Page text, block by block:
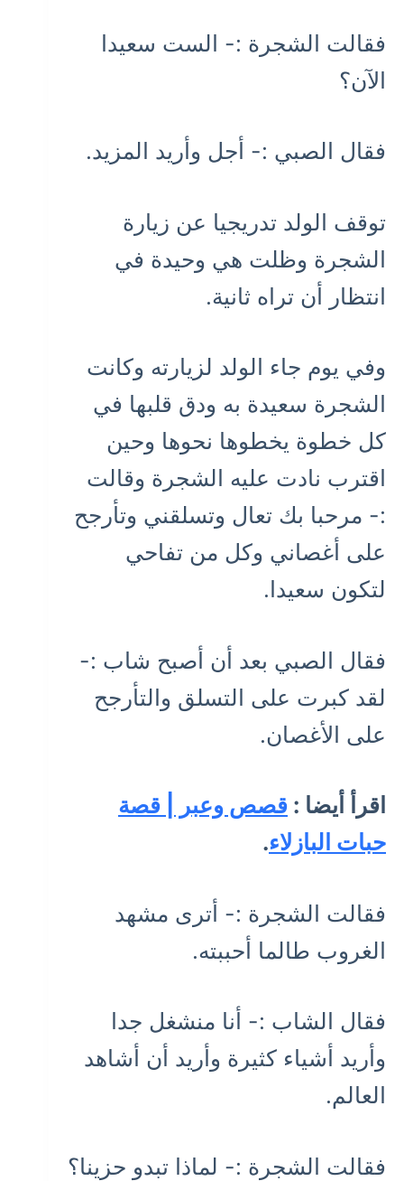
فقالت الشجرة :- الست سعيدا
الآن؟
فقال الصبي :- أجل وأريد المزيد.
توقف الولد تدريجيا عن زيارة
الشجرة وظلت هي وحيدة في
انتظار أن تراه ثانية.
وفي يوم جاء الولد لزيارته وكانت
الشجرة سعيدة به ودق قلبها في
كل خطوة يخطوها نحوها وحين
اقترب نادت عليه الشجرة وقالت
:- مرحبا بك تعال وتسلقني وتأرجح
على أغصاني وكل من تفاحي
لتكون سعيدا.
فقال الصبي بعد أن أصبح شاب :-
لقد كبرت على التسلق والتأرجح
على الأغصان.
اقرأ أيضا : قصص وعبر | قصة
حبات البازلاء.
فقالت الشجرة :- أترى مشهد
الغروب طالما أحببته.
فقال الشاب :- أنا منشغل جدا
وأريد أشياء كثيرة وأريد أن أشاهد
العالم.
فقالت الشجرة :- لماذا تبدو حزينا؟